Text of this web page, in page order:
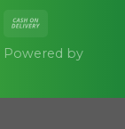
Powered by